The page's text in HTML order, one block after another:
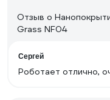
Отзыв о
Grass NF04
Сергей
Роботает отлично,